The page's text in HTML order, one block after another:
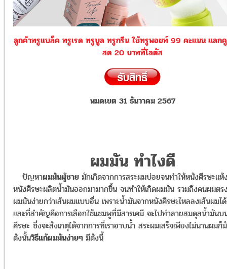
ลูกค้าทรูแบล็ค ทรูเรด ทรูบูล ทรูกรีน ใช้ทรูพอยท์ 99 คะแนน แลก
สด 20 บาทที่โลตัส
หมดเขต 31 ธันวาคม 2567
ผมมัน ทำไงดี
ปัญหาผมมันผู้ชาย มักเกิดจากการสระผมบ่อยจนทำให้หนังศีรษะแห้
หนังศีรษะผลิตน้ำมันออกมามากขึ้น จนทำให้เกิดผมมัน รวมถึงคนผมตร
ผมมันง่ายกว่าเส้นผมแบบอื่น เพราะน้ำมันจากหนังศีรษะไหลลงเส้นผมไ
และที่สำคัญคือการเลือกใช้แชมพูที่มีสารเคมี จะไปทำลายสมดุลน้ำมัน
ศีรษะ ซึ่งจะสังเกตุได้จากการที่เราอาบน้ำ สระผมเสร็จเพียงไม่นานผมก็
ดังนั้นวิธีแก้ผมมันง่ายๆ มีดังนี้